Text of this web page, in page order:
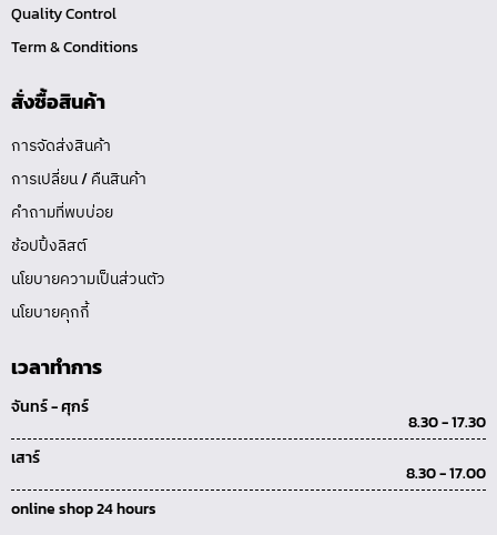
Quality Control
Term & Conditions
สั่งซื้อสินค้า
การจัดส่งสินค้า
การเปลี่ยน / คืนสินค้า
คำถามที่พบบ่อย
ช้อปปิ้งลิสต์
นโยบายความเป็นส่วนตัว
นโยบายคุกกี้
เวลาทำการ
จันทร์ - ศุกร์
8.30 - 17.30
เสาร์
8.30 - 17.00
online shop 24 hours